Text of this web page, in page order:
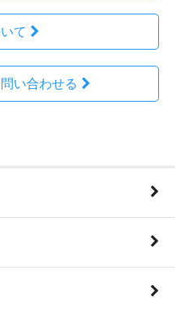
て
い合わせる